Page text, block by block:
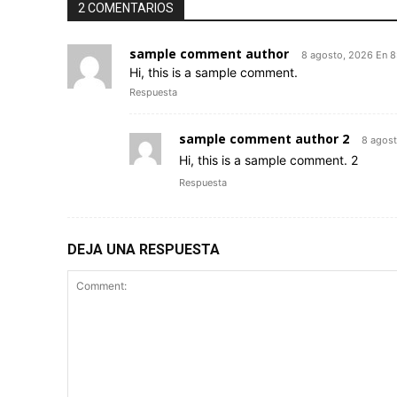
2 COMENTARIOS
sample comment author 8 agosto, 2026 En
Hi, this is a sample comment.
Respuesta
sample comment author 2 8
Hi, this is a sample comment. 2
Respuesta
DEJA UNA RESPUESTA